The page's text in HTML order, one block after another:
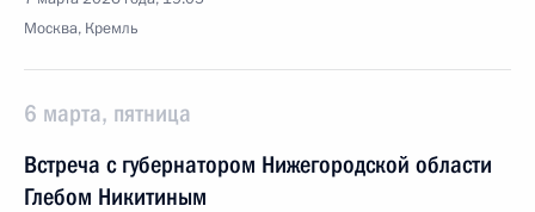
Москва, Кремль
6 марта, пятница
Встреча с губернатором Нижегородской области
Глебом Никитиным